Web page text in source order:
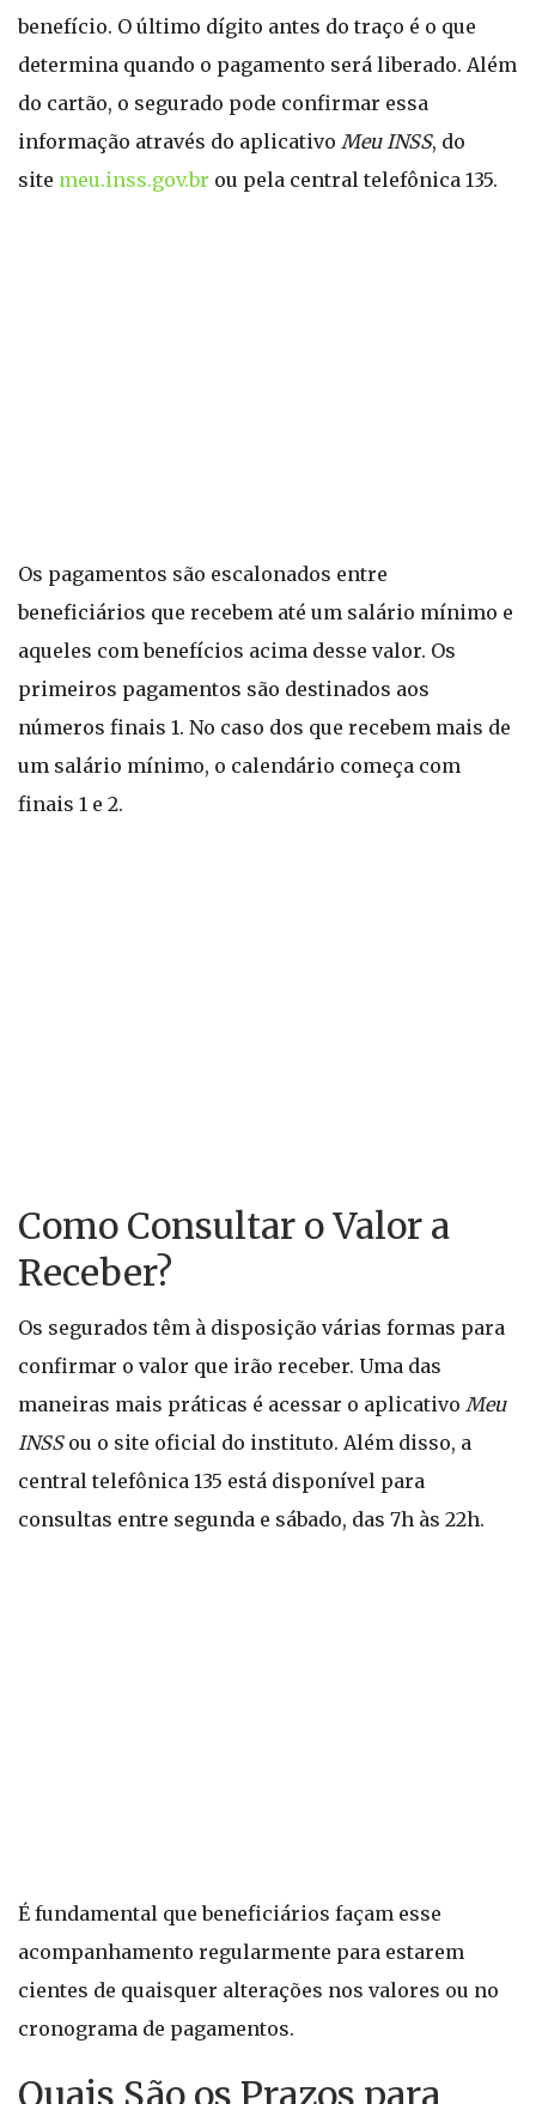
benefício. O último dígito antes do traço é o que
determina quando o pagamento será liberado. Além
do cartão, o segurado pode confirmar essa
informação através do aplicativo Meu INSS, do
site meu.inss.gov.br ou pela central telefônica 135.
Os pagamentos são escalonados entre
beneficiários que recebem até um salário mínimo e
aqueles com benefícios acima desse valor. Os
primeiros pagamentos são destinados aos
números finais 1. No caso dos que recebem mais de
um salário mínimo, o calendário começa com
finais 1 e 2.
Como Consultar o Valor a
Receber?
Os segurados têm à disposição várias formas para
confirmar o valor que irão receber. Uma das
maneiras mais práticas é acessar o aplicativo Meu
INSSou o site oficial do instituto. Além disso, a
central telefônica 135 está disponível para
consultas entre segunda e sábado, das 7h às 22h.
É fundamental que beneficiários façam esse
acompanhamento regularmente para estarem
cientes de quaisquer alterações nos valores ou no
cronograma de pagamentos.
Quais São os Prazos para